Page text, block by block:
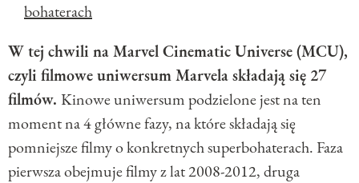
bohaterach
W tej chwili na Marvel Cinematic Universe (MCU),
czyli filmowe uniwersum Marvela składają się 27
filmów. Kinowe uniwersum podzielone jest na ten
moment na 4 główne fazy, na które składają się
pomniejsze filmy o konkretnych superbohaterach. Faza
pierwsza obejmuje filmy z lat 2008-2012, druga